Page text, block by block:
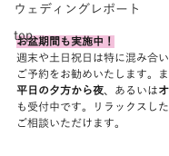
ウェディングレポート
top
お盆期間も実施中！
週末や土日祝日は特に混み合
ご予約をお勧めいたします。
平日の夕方から夜、あるいは
も受付中です。リラックスし
ご相談いただけます。